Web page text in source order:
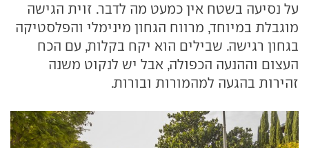
על נסיעה בשטח אין כמעט מה לדבר. זוית הגישה
מוגבלת במיוחד, מרווח הגחון מינימלי והפלסטיקה
בגחון רגישה. שבילים הוא יקח בקלות, עם הכח
העצום וההנעה הכפולה, אבל יש לנקוט משנה
זהירות בהגעה למהמורות ובורות.